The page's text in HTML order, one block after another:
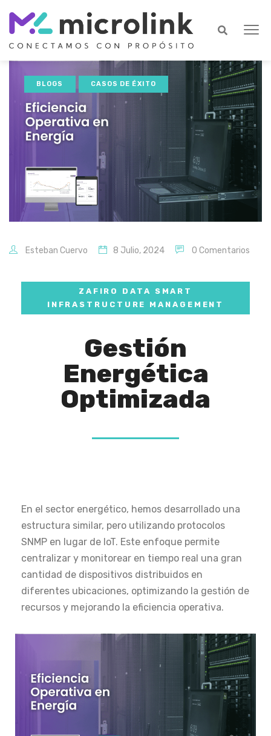
BLOGS CASOS DE ÉXITO
Esteban Cuervo 8 Julio, 2024 0 Comentarios
ZAFIRO DATA SMART
INFRASTRUCTURE MANAGEMENT
Gestión
Energética
Optimizada
En el sector energético, hemos desarrollado una
estructura similar, pero utilizando protocolos
SNMP en lugar de IoT. Este enfoque permite
centralizar y monitorear en tiempo real una gran
cantidad de dispositivos distribuidos en
diferentes ubicaciones, optimizando la gestión de
recursos y mejorando la eficiencia operativa.